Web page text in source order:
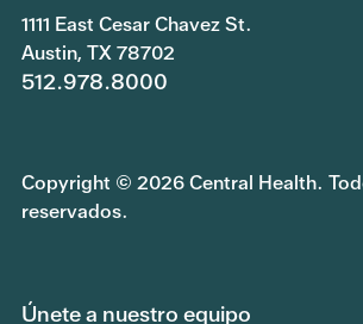
1111 East Cesar Chavez St.
Austin, TX 78702
512.978.8000
Copyright © 2026 Central Health.
reservados.
Únete a nuestro equipo